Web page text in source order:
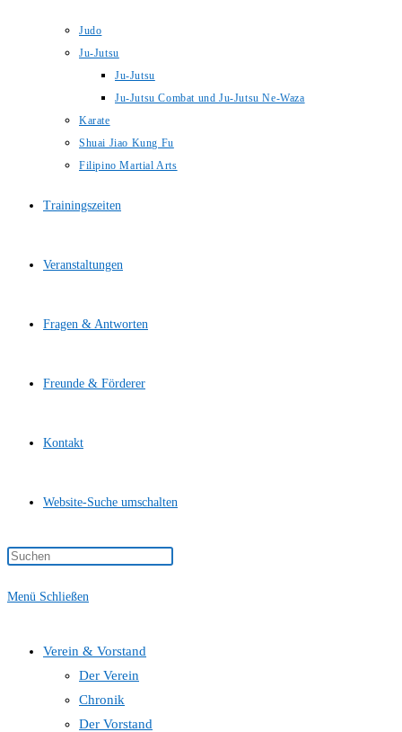
Judo
Ju-Jutsu
Ju-Jutsu
Ju-Jutsu Combat und Ju-Jutsu Ne-Waza
Karate
Shuai Jiao Kung Fu
Filipino Martial Arts
Trainingszeiten
Veranstaltungen
Fragen & Antworten
Freunde & Förderer
Kontakt
Website-Suche umschalten
Menü Schließen
Verein & Vorstand
Der Verein
Chronik
Der Vorstand